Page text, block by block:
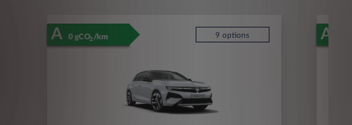
A 0 gCO2/km 9 options A